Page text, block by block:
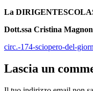
La DIRIGENTE
Dott.ssa Cristina
circ.-174-sciopero-del-
Lascia un